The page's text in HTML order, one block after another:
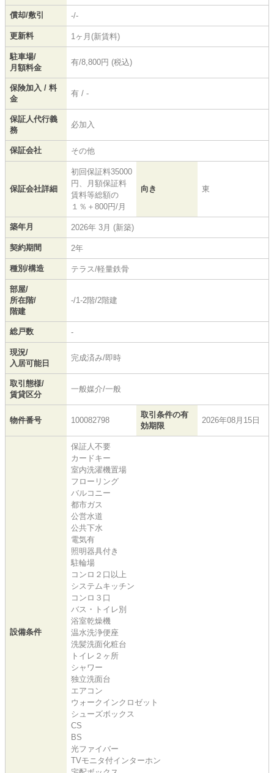
償却/敷引 -/-
更新料 1ヶ月(新賃料)
駐車場/
月額料金
有/8,800円 (税込)
保険加入 / 料
金
有 / -
保証人代行義
務
必加入
保証会社 その他
保証会社詳細
初回保証料35000
円、月額保証料
賃料等総額の
１％＋800円/月
向き 東
築年月 2026年 3月 (新築)
契約期間 2年
種別/構造 テラス/軽量鉄骨
部屋/
所在階/
階建
-/1-2階/2階建
総戸数 -
現況/
入居可能日
完成済み/即時
取引態様/
賃貸区分
一般媒介/一般
物件番号 100082798
取引条件の有
効期限
2026年08月15日
設備条件
保証人不要
カードキー
室内洗濯機置場
フローリング
バルコニー
都市ガス
公営水道
公共下水
電気有
照明器具付き
駐輪場
コンロ２口以上
システムキッチン
コンロ３口
バス・トイレ別
浴室乾燥機
温水洗浄便座
洗髪洗面化粧台
トイレ２ヶ所
シャワー
独立洗面台
エアコン
ウォークインクロゼット
シューズボックス
CS
BS
光ファイバー
TVモニタ付インターホン